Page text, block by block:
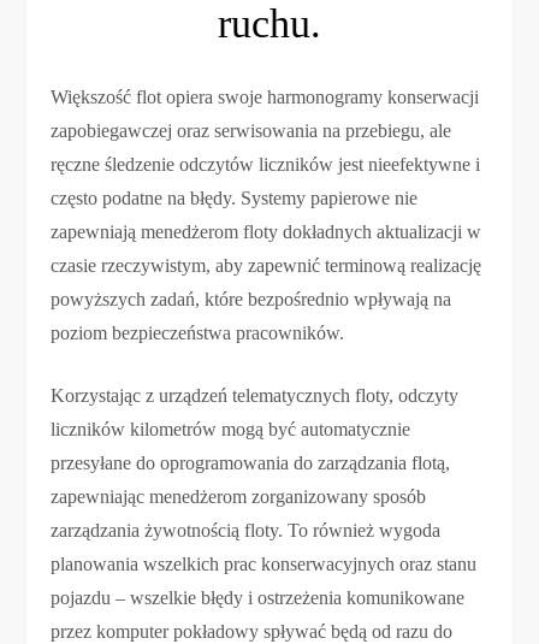
ruchu.
Większość flot opiera swoje harmonogramy konserwacji
zapobiegawczej oraz serwisowania na przebiegu, ale
ręczne śledzenie odczytów liczników jest nieefektywne i
często podatne na błędy. Systemy papierowe nie
zapewniają menedżerom floty dokładnych aktualizacji w
czasie rzeczywistym, aby zapewnić terminową realizację
powyższych zadań, które bezpośrednio wpływają na
poziom bezpieczeństwa pracowników.
Korzystając z urządzeń telematycznych floty, odczyty
liczników kilometrów mogą być automatycznie
przesyłane do oprogramowania do zarządzania flotą,
zapewniając menedżerom zorganizowany sposób
zarządzania żywotnością floty. To również wygoda
planowania wszelkich prac konserwacyjnych oraz stanu
pojazdu – wszelkie błędy i ostrzeżenia komunikowane
przez komputer pokładowy spływać będą od razu do